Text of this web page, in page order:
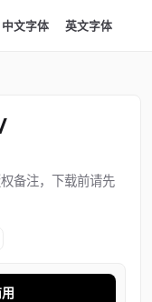
中文字体 英文字体
备注，下载前请先